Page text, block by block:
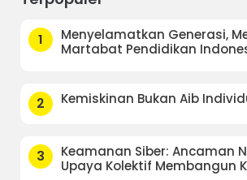
1
Menyelamatkan Generasi,
Martabat Pendidikan
2 Kemiskinan Bukan Aib
3
Keamanan Siber: Ancaman
Upaya Kolektif Membangun